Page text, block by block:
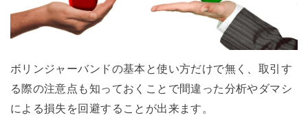
ボリンジャーバンドの基本と使い方だけで無く、取引す
る際の注意点も知っておくことで間違った分析やダマシ
による損失を回避することが出来ます。